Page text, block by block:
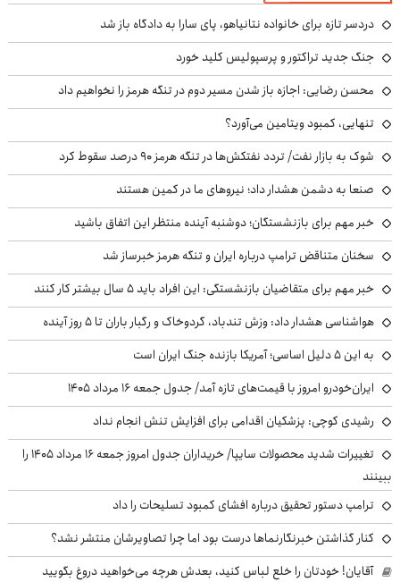
دردسر تازه برای خانواده نتانیاهو، پای سارا به دادگاه باز شد
جنگ جدید تراکتور و پرسپولیس کلید خورد
محسن رضایی: اجازه باز شدن مسیر دوم در تنگه هرمز را نخواهیم داد
تنهایی، کمبود ویتامین می‌آورد؟
شوک به بازار نفت/ تردد نفتکش‌ها در تنگه هرمز ۹۰ درصد سقوط کرد
صنعا به دشمن هشدار داد؛ نیروهای ما در کمین هستند
خبر مهم برای بازنشستگان؛ دوشنبه آینده منتظر این اتفاق باشید
سخنان متناقض ترامپ درباره ایران و تنگه هرمز خبرساز شد
خبر مهم برای متقاضیان بازنشستگی: این افراد باید ۵ سال بیشتر کار کنند
هواشناسی هشدار داد: وزش تندباد، گردوخاک و رگبار باران تا ۵ روز آینده
به این ۵ دلیل اساسی؛ آمریکا بازنده جنگ ایران است
ایران‌خودرو امروز با قیمت‌های تازه آمد/ جدول جمعه ۱۶ مرداد ۱۴۰۵
رشیدی کوچی: پزشکیان اقدامی برای افزایش تنش انجام نداد
تغییرات شدید محصولات سایپا/ خریداران جدول امروز جمعه ۱۶ مرداد ۱۴۰۵ را
ببینند
ترامپ دستور تحقیق درباره افشای کمبود تسلیحات را داد
کنار گذاشتن خبرنگارنماها درست بود اما چرا تصاویرشان منتشر نشد؟
آقایان! خودتان را خلع لباس کنید، بعدش هرچه می‌خواهید دروغ بگویید